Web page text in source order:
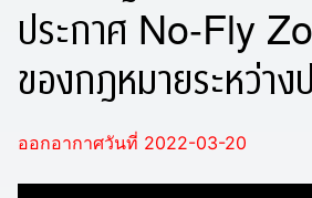
ประกาศ No-Fly
ของกฎหมายระหว่าง
ออกอากาศวันที่ 2022-03-20